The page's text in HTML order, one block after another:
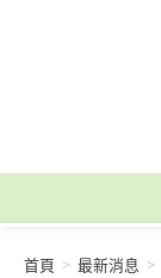
首頁 > 最新消息 >